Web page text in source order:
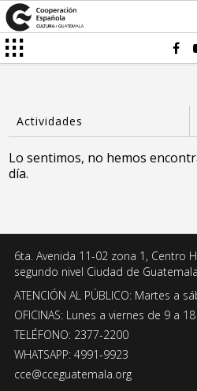
Lo sentimos, no hemos
día.
6ta. Avenida 11-02 zona 1, Centro
segundo nivel Ciudad de
ATENCIÓN AL PÚBLICO: Martes a
OFICINAS: Lunes a viernes de 9 a
TELÉFONO: 2377-2200
WHATSAPP: 4991-9923
cce@cceguatemala.org